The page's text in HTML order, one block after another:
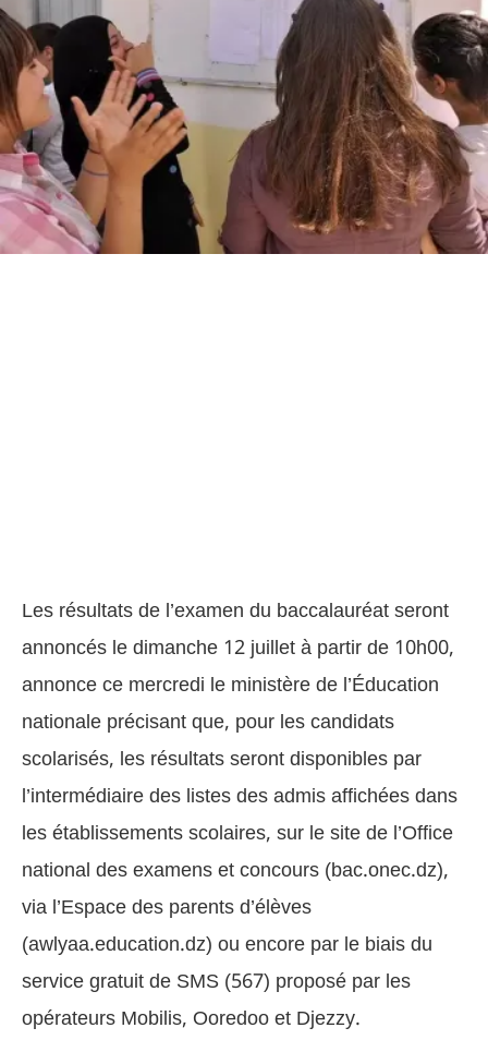
Les résultats de l’examen du baccalauréat seront
annoncés le dimanche 12 juillet à partir de 10h00,
annonce ce mercredi le ministère de l’Éducation
nationale précisant que, pour les candidats
scolarisés, les résultats seront disponibles par
l’intermédiaire des listes des admis affichées dans
les établissements scolaires, sur le site de l’Office
national des examens et concours (bac.onec.dz),
via l’Espace des parents d’élèves
(awlyaa.education.dz) ou encore par le biais du
service gratuit de SMS (567) proposé par les
opérateurs Mobilis, Ooredoo et Djezzy.